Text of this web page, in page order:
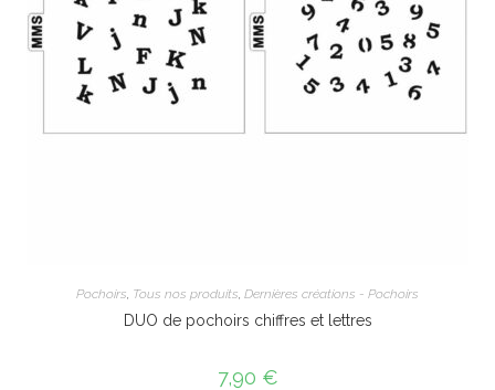
Pochoirs Tous nos produits Dernières créations - Pochoirs
DUO de pochoirs chiffres et lettres
7,90 €